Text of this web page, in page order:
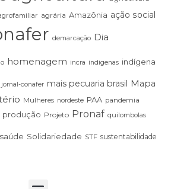
agrária Amazônia ação social
demarcação Dia
homenagem incra indigenas indígena
jornal-conafer mais pecuaria brasil Mapa
Mulheres nordeste PAA pandemia
produção Projeto Pronaf quilombolas
saúde Solidariedade STF sustentabilidade